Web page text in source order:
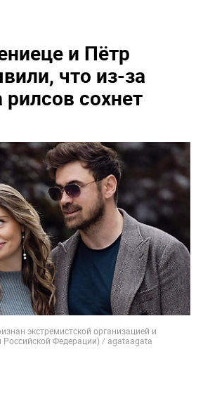
и Пётр
что из-за
сохнет
экстремистской организацией и
Российской Федерации) / agataagata